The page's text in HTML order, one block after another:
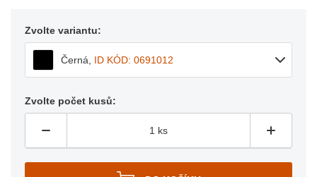
Zvolte variantu:
Černá, ID KÓD: 0691012
Zvolte počet kusů: